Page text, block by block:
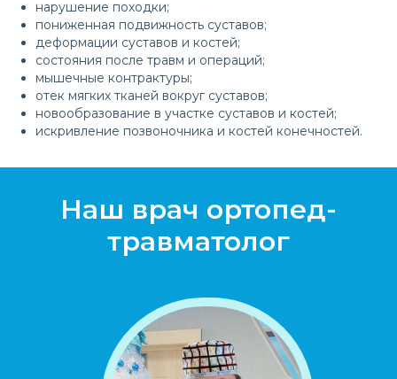
нарушение походки;
пониженная подвижность суставов;
деформации суставов и костей;
состояния после травм и операций;
мышечные контрактуры;
отек мягких тканей вокруг суставов;
новообразование в участке суставов и костей;
искривление позвоночника и костей конечностей.
Наш врач ортопед-
травматолог